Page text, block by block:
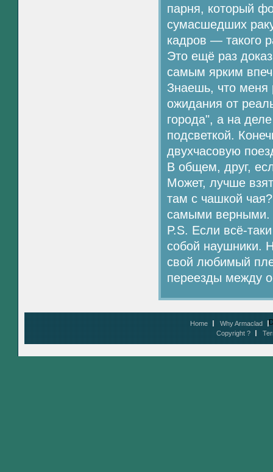
парня, который
сумасшедших
кадров — такого
Это ещё раз
самым ярким
Знаешь, что меня
ожидания от
города", а на
подсветкой.
двухчасовую
В общем, друг,
Может, лучше
там с чашкой
самыми верными.
P.S. Если всё-
собой наушники.
свой любимый
переезды между
Home Why Armaclad
Copyright ?